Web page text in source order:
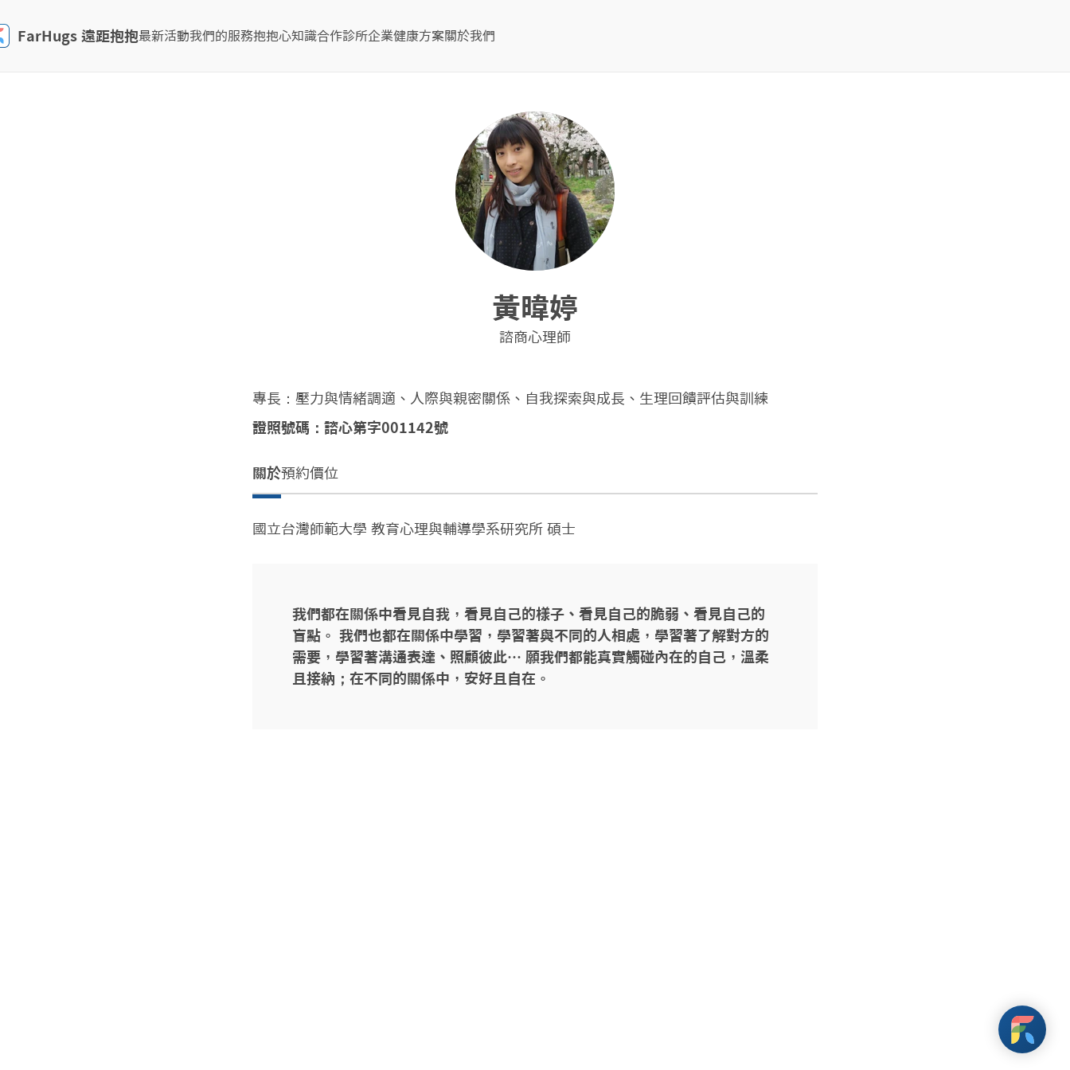
FarHugs 遠距抱抱最新活動我們的服務抱抱心知識合作診所企業健康方案關於我們
黃暐婷
諮商心理師
專長：壓力與情緒調適、人際與親密關係、自我探索與成長、生理回饋評估與訓練
證照號碼：諮心第字001142號
關於預約價位
國立台灣師範大學 教育心理與輔導學系研究所 碩士
我們都在關係中看見自我，看見自己的樣子、看見自己的脆弱、看見自己的
盲點。 我們也都在關係中學習，學習著與不同的人相處，學習著了解對方的
需要，學習著溝通表達、照顧彼此… 願我們都能真實觸碰內在的自己，溫柔
且接納；在不同的關係中，安好且自在。